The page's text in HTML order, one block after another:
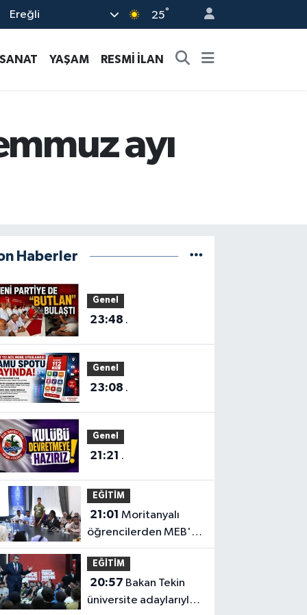
Ereğli 25°
YAŞAM RESMİ İLAN
ayı
Haberler
Genel
23:48 .
Genel
23:08 .
Genel
21:21 .
EĞİTİM
21:01 Moritanyalı
öğrencilerden MEB'e
ziyaret
EĞİTİM
20:57
üniversite adaylarıyla